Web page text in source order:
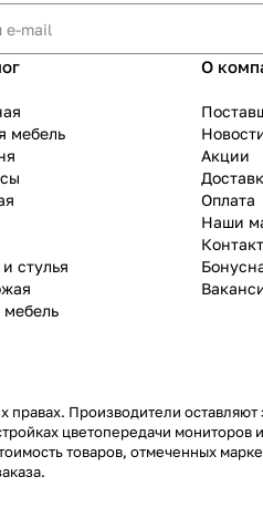
мебель
стулья
О
Акции
Оплата
Наши
Производители
цветопередачи
товаров, отмеченных